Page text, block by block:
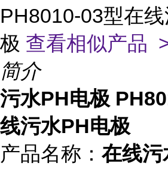
PH8010-03型在
极 查看相似产品
简介
污水PH电极
线污水PH电极
产品名称： 在线